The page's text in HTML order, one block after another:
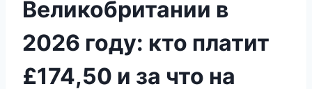
Великобритании в
2026 году: кто платит
£174,50 и за что на